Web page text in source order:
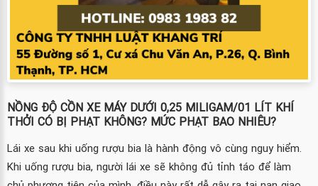
NỒNG ĐỘ CỒN XE MÁY DƯỚI 0,25 MILIGAM/01 LÍT KHÍ
THỞI CÓ BỊ PHẠT KHÔNG? MỨC PHẠT BAO NHIÊU?
Lái xe sau khi uống rượu bia là hành động vô cùng nguy hiểm.
Khi uống rượu bia, người lái xe sẽ không đủ tỉnh táo để làm